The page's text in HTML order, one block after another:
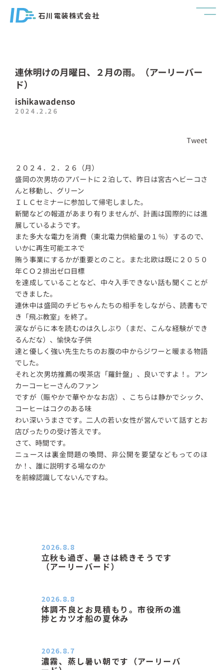
石川電装株式会社
連休明けの月曜日、２月の雨。（アーリーバー
ド）
ishikawadenso
2024.2.26
Tweet
２０２４．２．２６（月）
盛岡の次男坊のアパートに２泊して、昨日は宮古へビーコさ
んと移動し、グリーン
ＩＬＣセミナーに参加して帰宅しました。
新聞などの報道があまり有りませんが、計画は国際的には進
展しているようです。
また多大な電力を消費（東北電力供給量の１％）するので、
いかに再生可能エネで
賄う事業にするかが重要とのこと。また北欧は既に２０５０
年ＣＯ２排出ゼロ目標
を達成していることなど、中々入手できない話も聞くことが
できました。
連休中は盛岡のチビちゃんたちの相手をしながら、読書もで
き「飛ぶ教室」を終了。
涙ながらに本を読むのは久しぶり（まだ、こんな経験ができ
るんだな）、愉快な子供
達と優しく強い先生たちのお腹の中からジワーと暖まる物語
でした。
それと次男坊推薦の喫茶店「羅針盤」、良いですよ！。アン
カーコーヒーさんのファン
ですが（賑やかで華やかなお店）、こちらは静かでシック、
コーヒーはコクのある味
わい深いうまさです。二人の若い女性が営んでいて話すとお
店ぴったりの受け答えです。
さて、時間です。
ニュースは裏金問題の喚問、非公開を要望などもってのほ
か！、誰に説明する場なのか
を前線認識してないんですね。
立秋も過ぎ、暑さは続きそうです
（アーリーバード）
2026.8.8
体調不良とお見積もり。市役所の進
捗とカツオ船の夏休み
2026.8.8
濃霧、蒸し暑い朝です（アーリーバ
2026.8.7